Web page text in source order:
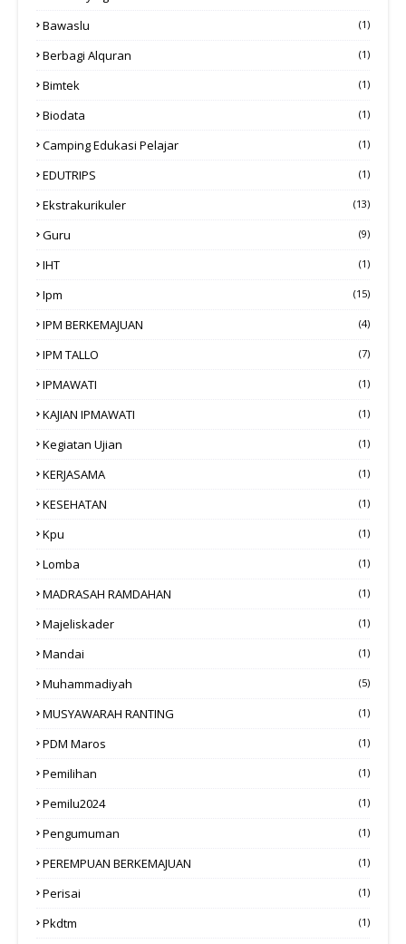
Bawaslu (1)
Berbagi Alquran (1)
Bimtek (1)
Biodata (1)
Camping Edukasi Pelajar (1)
EDUTRIPS (1)
Ekstrakurikuler (13)
Guru (9)
IHT (1)
Ipm (15)
IPM BERKEMAJUAN (4)
IPM TALLO (7)
IPMAWATI (1)
KAJIAN IPMAWATI (1)
Kegiatan Ujian (1)
KERJASAMA (1)
KESEHATAN (1)
Kpu (1)
Lomba (1)
MADRASAH RAMDAHAN (1)
Majeliskader (1)
Mandai (1)
Muhammadiyah (5)
MUSYAWARAH RANTING (1)
PDM Maros (1)
Pemilihan (1)
Pemilu2024 (1)
Pengumuman (1)
PEREMPUAN BERKEMAJUAN (1)
Perisai (1)
Pkdtm (1)